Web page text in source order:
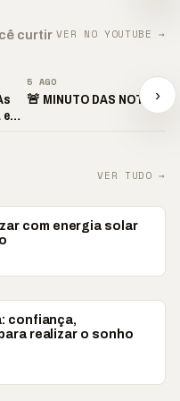
curtir VER NO YOUTUBE →
5 AGO
🚨 MINUTO DAS ›
VER TUDO →
com energia solar
confiança,
realizar o sonho